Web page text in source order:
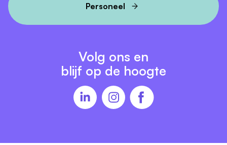
Een onregelmatigheidstoeslag (ORT) van 122% bij
werken in de avonduren
Naast vakantietoeslag ontvang je een
eindejaarsuitkering van 8,33%
Een passende reiskostenvergoeding, reizen met
het ov wordt volledig vergoed
Personeel
Volg ons en
blijf op de hoogte